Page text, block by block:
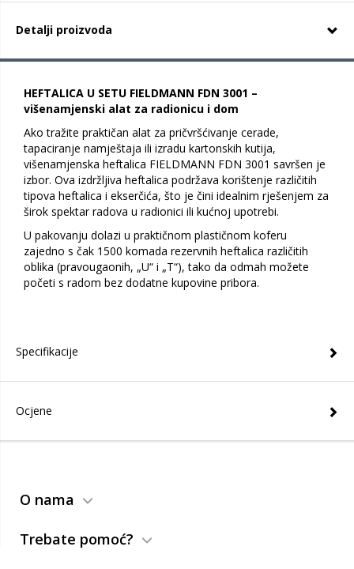
Detalji proizvoda
HEFTALICA U SETU FIELDMANN FDN 3001 –
višenamjenski alat za radionicu i dom
Ako tražite praktičan alat za pričvršćivanje cerade,
tapaciranje namještaja ili izradu kartonskih kutija,
višenamjenska heftalica FIELDMANN FDN 3001 savršen je
izbor. Ova izdržljiva heftalica podržava korištenje različitih
tipova heftalica i ekserčića, što je čini idealnim rješenjem za
širok spektar radova u radionici ili kućnoj upotrebi.
U pakovanju dolazi u praktičnom plastičnom koferu
zajedno s čak 1500 komada rezervnih heftalica različitih
oblika (pravougaonih, „U“ i „T“), tako da odmah možete
početi s radom bez dodatne kupovine pribora.
Specifikacije
Ocjene
O nama
Trebate pomoć?